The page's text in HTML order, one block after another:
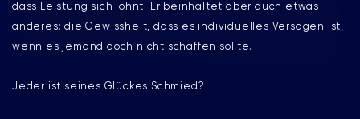
dass Leistung sich lohnt. Er beinhaltet aber auch etwas
anderes: die Gewissheit, dass es individuelles Versagen ist,
wenn es jemand doch nicht schaffen sollte.
Jeder ist seines Glückes Schmied?